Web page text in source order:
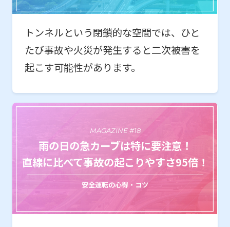
トンネルという閉鎖的な空間では、ひと
たび事故や火災が発生すると二次被害を
起こす可能性があります。
MAGAZINE #18
雨の日の急カーブは特に要注意！
直線に比べて事故の起こりやすさ95倍！
安全運転の心得・コツ